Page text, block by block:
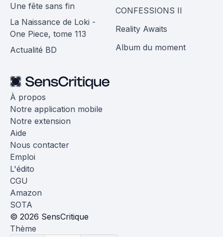
Une fête sans fin
La Naissance de Loki -
One Piece, tome 113
Actualité BD
CONFESSIONS II
Reality Awaits
Album du moment
À propos
Notre application mobile
Notre extension
Aide
Nous contacter
Emploi
L'édito
CGU
Amazon
SOTA
© 2026 SensCritique
Thème